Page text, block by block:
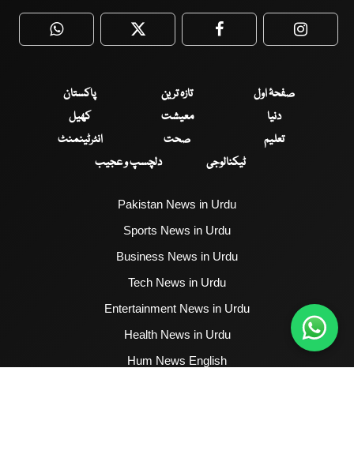
WhatsApp Twitter Facebook
صفحۂ اول تازہ ترین
پاکستان
دنیا
معیشت
کھیل
تعلیم
صحت
انٹرٹینمنٹ
ٹیکنالوجی
دلچسپ و عجیب
Pakistan News in Urdu
Sports News in Urdu
Business News in Urdu
Tech News in Urdu
Entertainment News in Urdu
Health News in Urdu
Hum News English